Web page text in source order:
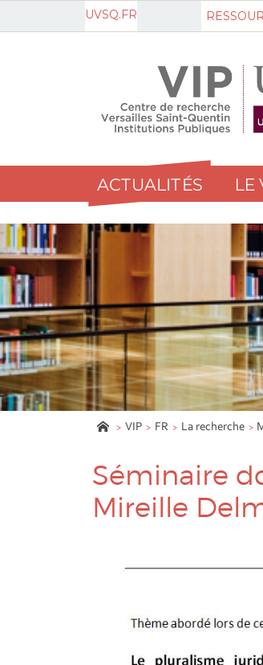
UVSQ.FR
ACTUALITÉS LE
VIP FR La recherche
Séminaire
Mireille